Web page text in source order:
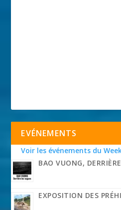
EVÉNEMENTS
Voir les événements du
BAO VUONG,
EXPOSITION DES